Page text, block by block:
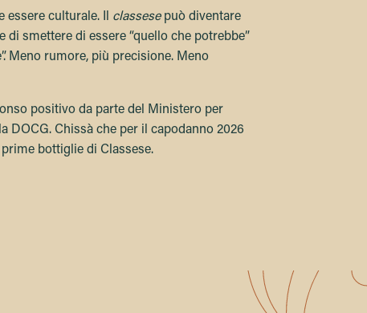
essere culturale. Il classesepuò diventare
di smettere di essere “quello che potrebbe”
Meno rumore, più precisione. Meno
positivo da parte del Ministero per
DOCG. Chissà che per il capodanno 2026
bottiglie di Classese.